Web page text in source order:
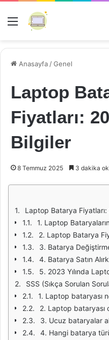
Menü
Anasayfa /Genel
Laptop
Fiyatları:
Bilgiler
8 Temmuz 2025 3 dakika
Laptop Batarya
1. Laptop
2. Laptop Batarya
3. Batarya
4. Batarya Satın
5. 2023 Yılında
SSS (Sıkça Sorulan
1. Laptop bataryası
2. Laptop bataryası
3. Ucuz bataryalar
4. Hangi batarya